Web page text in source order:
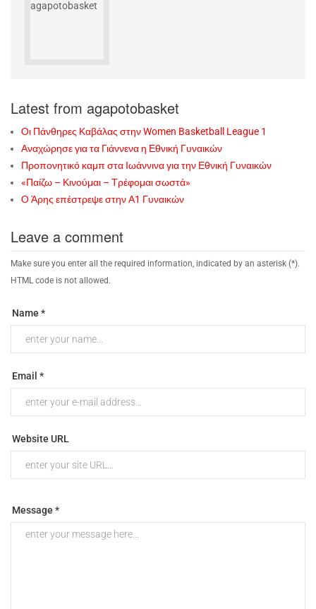
Latest from agapotobasket
Οι Πάνθηρες Καβάλας στην Women Basketball League 1
Αναχώρησε για τα Γιάννενα η Εθνική Γυναικών
Προπονητικό καμπ στα Ιωάννινα για την Εθνική Γυναικών
«Παίζω – Κινούμαι – Τρέφομαι σωστά»
Ο Άρης επέστρεψε στην Α1 Γυναικών
Leave a comment
Make sure you enter all the required information, indicated by an asterisk (*).
HTML code is not allowed.
Name *
Email *
Website URL
Message *